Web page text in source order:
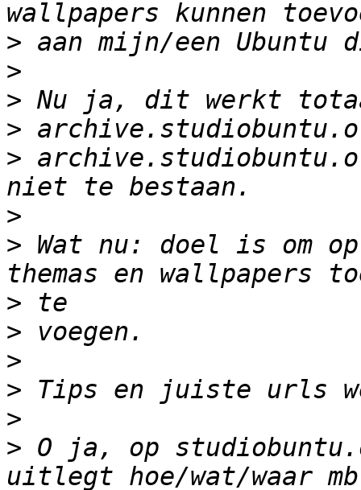
>
>
>
>
>
>
> Wat nu: doel is om
>
>
>
>
>
> O ja, op